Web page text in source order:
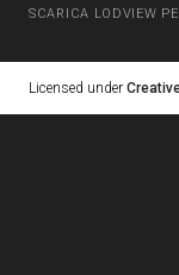
SCARICA LODVIEW
Licensed under